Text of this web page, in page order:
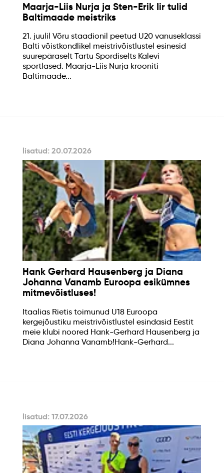
Maarja-Liis Nurja ja Sten-Erik Iir tulid
Baltimaade meistriks
21. juulil Võru staadionil peetud U20 vanuseklassi
Balti võistkondlikel meistrivõistlustel esinesid
suurepäraselt Tartu Spordiselts Kalevi
sportlased. Maarja-Liis Nurja krooniti
Baltimaade...
lisatud: 20.07.2026
Hank Gerhard Hausenberg ja Diana
Johanna Vanamb Euroopa esikümnes
mitmevõistluses!
Itaalias Rietis toimunud U18 Euroopa
kergejõustiku meistrivõistlustel esindasid Eestit
meie klubi noored Hank-Gerhard Hausenberg ja
Diana Johanna Vanamb!Hank-Gerhard...
lisatud: 17.07.2026